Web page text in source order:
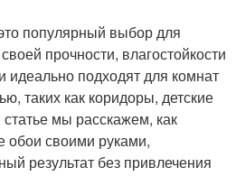
популярный выбор для
прочности, влагостойкости
идеально подходят для комнат
таких как коридоры, детские
мы расскажем, как
обои своими руками,
результат без привлечения